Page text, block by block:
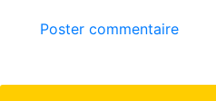
Poster commentaire